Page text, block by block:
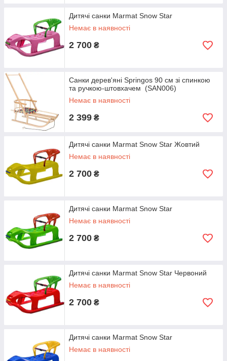
Дитячі санки Marmat Snow Star
Немає в наявності
2 700 ₴
Санки дерев'яні Springos 90 см зі спинкою
та ручкою-штовхачем (SAN006)
Немає в наявності
2 399 ₴
Дитячі санки Marmat Snow Star Жовтий
Немає в наявності
2 700 ₴
Дитячі санки Marmat Snow Star
Немає в наявності
2 700 ₴
Дитячі санки Marmat Snow Star Червоний
Немає в наявності
2 700 ₴
Дитячі санки Marmat Snow Star
Немає в наявності